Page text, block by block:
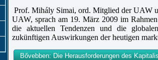
Prof. Mihály Simai, ord. Mitglied der UAW
UAW, sprach am 19. März 2009 im
die aktuellen Tendenzen und die
zukünftigen Auswirkungen der heutigen
Bővebben: Die Herausforderungen des